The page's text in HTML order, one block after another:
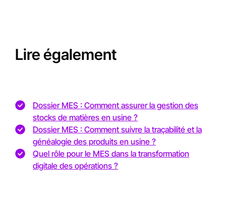
Lire également
Dossier MES : Comment assurer la gestion des
stocks de matières en usine ?
Dossier MES : Comment suivre la traçabilité et la
généalogie des produits en usine ?
Quel rôle pour le MES dans la transformation
digitale des opérations ?